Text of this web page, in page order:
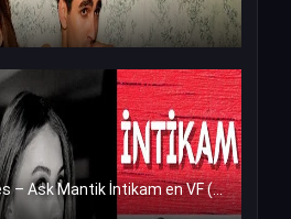
Les Amants Destines – Ask Mantik İntikam en VF (Voix Francaise)